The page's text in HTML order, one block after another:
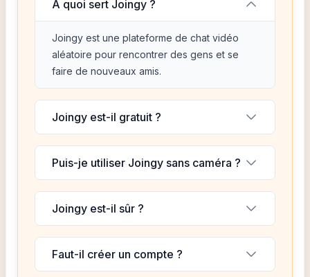
À quoi sert Joingy ?
Joingy est une plateforme de chat vidéo
aléatoire pour rencontrer des gens et se
faire de nouveaux amis.
Joingy est-il gratuit ?
Puis-je utiliser Joingy sans caméra ?
Joingy est-il sûr ?
Faut-il créer un compte ?